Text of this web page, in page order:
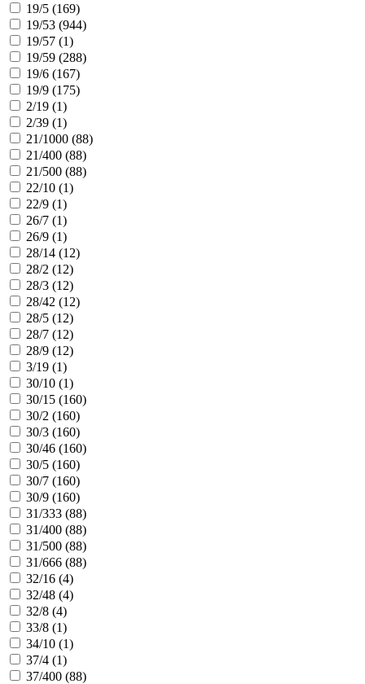
19/5 (169)
19/53 (944)
19/57 (1)
19/59 (288)
19/6 (167)
19/9 (175)
2/19 (1)
2/39 (1)
21/1000 (88)
21/400 (88)
21/500 (88)
22/10 (1)
22/9 (1)
26/7 (1)
26/9 (1)
28/14 (12)
28/2 (12)
28/3 (12)
28/42 (12)
28/5 (12)
28/7 (12)
28/9 (12)
3/19 (1)
30/10 (1)
30/15 (160)
30/2 (160)
30/3 (160)
30/46 (160)
30/5 (160)
30/7 (160)
30/9 (160)
31/333 (88)
31/400 (88)
31/500 (88)
31/666 (88)
32/16 (4)
32/48 (4)
32/8 (4)
33/8 (1)
34/10 (1)
37/4 (1)
37/400 (88)